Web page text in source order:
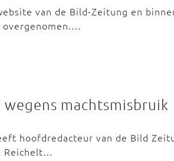
van de Bild-Zeitung en
overgenomen.…
machtsmisbruik
hoofdredacteur van de Bild
Reichelt…